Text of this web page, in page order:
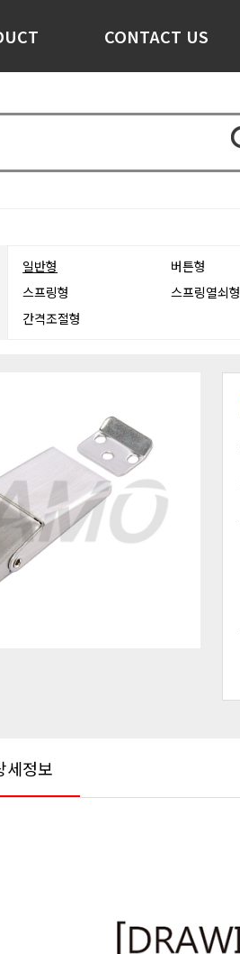
CONTACT US
일반형 버튼형
스프링형
스프링열쇠형
간격조절형
세정보